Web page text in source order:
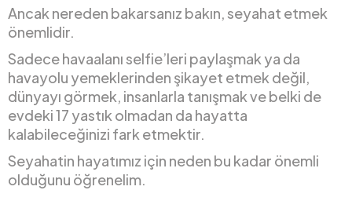
Ancak nereden bakarsanız bakın, seyahat etmek
önemlidir.
Sadece havaalanı selfie’leri paylaşmak ya da
havayolu yemeklerinden şikayet etmek değil,
dünyayı görmek, insanlarla tanışmak ve belki de
evdeki 17 yastık olmadan da hayatta
kalabileceğinizi fark etmektir.
Seyahatin hayatımız için neden bu kadar önemli
olduğunu öğrenelim.